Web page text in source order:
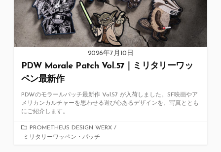
2026年7月10日
PDW Morale Patch Vol.57｜ミリタリーワッ
ペン最新作
PDWのモラールパッチ最新作 Vol.57 が入荷しました。SF映画やア
メリカンカルチャーを思わせる遊び心あるデザインを、写真ととも
にご紹介します。
カ
テ
PROMETHEUS DESIGN WERX /
ミリタリーワッペン・パッチ